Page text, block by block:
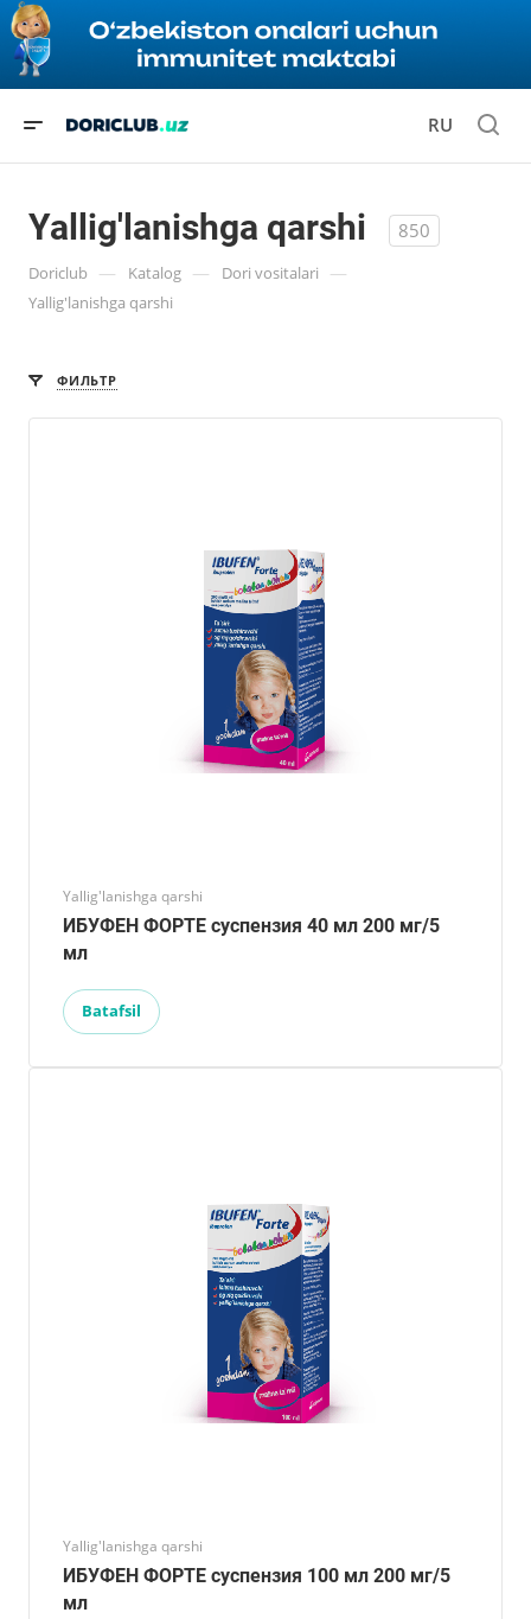
RU
Yallig'lanishga qarshi 850
Doriclub — Katalog — Dori vositalari —
Yallig'lanishga qarshi
ФИЛЬТР
Yallig'lanishga qarshi
ИБУФЕН ФОРТЕ суспензия 40 мл 200 мг/5
мл
Batafsil
Yallig'lanishga qarshi
ИБУФЕН ФОРТЕ суспензия 100 мл 200 мг/5
мл